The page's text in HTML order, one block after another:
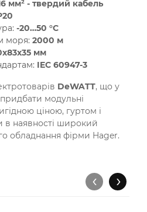
мм² - твердий кабель
-20…50 °C
моря: 2000 м
мм
IEC 60947-3
DeWATT, що у
модульні
ціною, гуртом і
в наявності широкий
обладнання фірми Hager.
‹ ›